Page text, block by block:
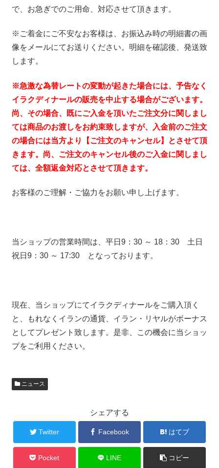
で、お急ぎでのご用命、対応させて頂きます。
※ご着金にご不安なお客様は、お振込み時の明細書の画
像をメールにてお送りください。明細を確認後、発送致
します。
※急激な為替レートの変動が起きた場合には、予告なく
イラクディナールの販売を中止する場合がございます。
尚、その場合、既にご入金を頂いたご注文分に関しまし
ては商品のお渡しをお約束致しますが、入金前のご注文
の場合には当方より【ご注文のキャンセル】とさせて頂
きます。尚、ご注文のキャンセル後のご入金に関しまし
ては、全額返金対応とさせて頂きます。
お客様のご理解・ご協力をお願い申し上げます。
当ショップの営業時間は、平日9：30 ～ 18：30 土日
祝日9：30 ～ 17:30 となっております。
現在、当ショップにてイラクディナールをご購入頂く
と、もれなくイランの通貨、イラン・リヤルがボーナス
としてプレゼント致します。是非、この機会に当ショッ
プをご利用ください。
ニュース
シェアする
Twitter Facebook はてブ
Pocket LINE コピー